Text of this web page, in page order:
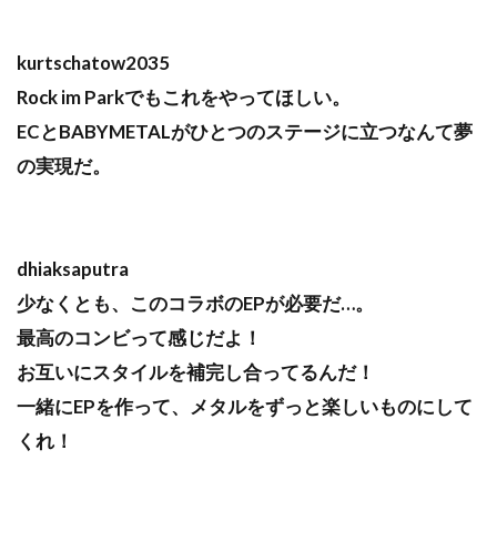
kurtschatow2035
Rock im Parkでもこれをやってほしい。
ECとBABYMETALがひとつのステージに立つなんて夢
の実現だ。
dhiaksaputra
少なくとも、このコラボのEPが必要だ…。
最高のコンビって感じだよ！
お互いにスタイルを補完し合ってるんだ！
一緒にEPを作って、メタルをずっと楽しいものにして
くれ！